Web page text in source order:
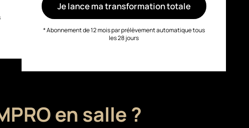
Je lance ma transformation totale
* Abonnement de 12 mois par prélèvement automatique tous
les 28 jours
en salle ?